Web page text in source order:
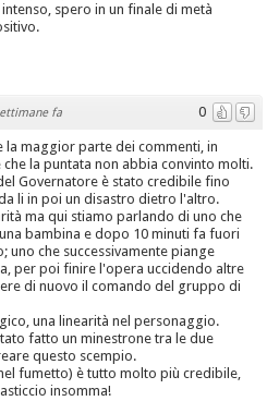
spero in un finale di metà
0
fa
la maggior parte dei commenti, in
la puntata non abbia convinto molti.
Governatore è stato credibile fino
li in poi un disastro dietro l'altro.
ma qui stiamo parlando di uno che
bambina e dopo 10 minuti fa fuori
uno che successivamente piange
per poi finire l'opera uccidendo altre
di nuovo il comando del gruppo di
una linearità nel personaggio.
fatto un minestrone tra le due
questo scempio.
fumetto) è tutto molto più credibile,
insomma!